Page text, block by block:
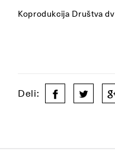
Koprodukcija Društva
Deli: